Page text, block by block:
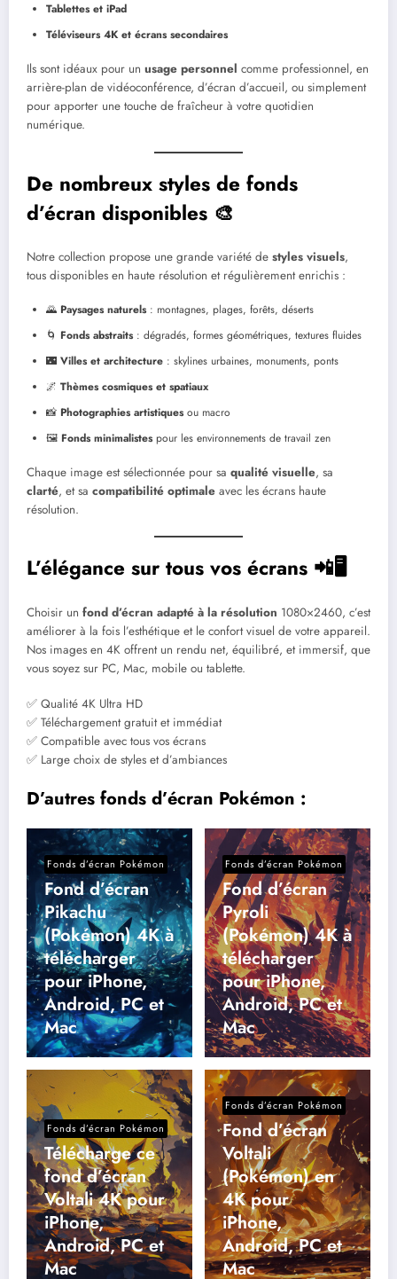
Tablettes et iPad
Téléviseurs 4K et écrans secondaires
Ils sont idéaux pour un usage personnel comme professionnel, en
arrière-plan de vidéoconférence, d’écran d’accueil, ou simplement
pour apporter une touche de fraîcheur à votre quotidien
numérique.
De nombreux styles de fonds
d’écran disponibles 🎨
Notre collection propose une grande variété de styles visuels,
tous disponibles en haute résolution et régulièrement enrichis :
🌄 Paysages naturels: montagnes, plages, forêts, déserts
🌀 Fonds abstraits: dégradés, formes géométriques, textures fluides
🌃 Villes et architecture : skylines urbaines, monuments, ponts
🌌 Thèmes cosmiques et spatiaux
📸 Photographies artistiquesou macro
🖼️ Fonds minimalistespour les environnements de travail zen
Chaque image est sélectionnée pour sa qualité visuelle, sa
clarté, et sa compatibilité optimale avec les écrans haute
résolution.
L’élégance sur tous vos écrans 📲🖥️
Choisir un fond d’écran adapté à la résolution 1080×2460, c’est
améliorer à la fois l’esthétique et le confort visuel de votre appareil.
Nos images en 4K offrent un rendu net, équilibré, et immersif, que
vous soyez sur PC, Mac, mobile ou tablette.
✅ Qualité 4K Ultra HD
✅ Téléchargement gratuit et immédiat
✅ Compatible avec tous vos écrans
✅ Large choix de styles et d’ambiances
D’autres fonds d’écran Pokémon :
Fonds d’écran Pokémon
Fond d’écran
Pikachu
(Pokémon) 4K à
télécharger
pour iPhone,
Android, PC et
Mac
Fonds d’écran Pokémon
Fond d’écran
Pyroli
(Pokémon) 4K à
télécharger
pour iPhone,
Android, PC et
Mac
Fonds d’écran Pokémon
Télécharge ce
fond d’écran
Voltali 4K pour
iPhone,
Android, PC et
Mac
Fonds d’écran Pokémon
Fond d’écran
Voltali
(Pokémon) en
4K pour
iPhone,
Android, PC et
Mac